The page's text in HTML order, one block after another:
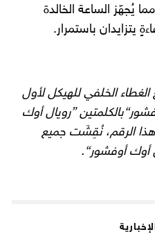
يُجهّز الساعة الخالدة
يتزايدان باستمرار.
المصنع الغطاء الخلفي للهيكل لأول
هذا الرقم، نُقِشَت جميع
أوك أوفشور“.